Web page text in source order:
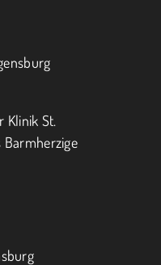
Klinik St.
Barmherzige